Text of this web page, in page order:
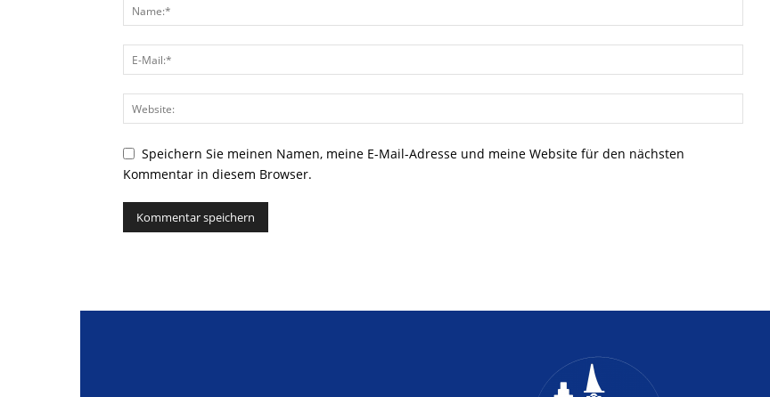
Speichern Sie meinen Namen, meine E-Mail-Adresse und meine Website für den nächsten
Kommentar in diesem Browser.